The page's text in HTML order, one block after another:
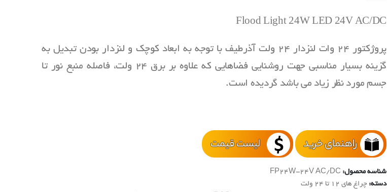
Flood Light 24W LED 24V AC/DC
پروژکتور 24 وات لنزدار 24 ولت آذرطیف با توجه به ابعاد کوچک و لنزدار بودن تبدیل به
گزینه بسیار مناسبی جهت روشنایی فضاهایی که علاوه بر برق 24 ولت، فاصله منبع نور تا
جسم مورد نظر زیاد می باشد گردیده است.
شناسه محصول: FP24W-24V AC/DC
دسته: چراغ های 12 تا 24 ولت